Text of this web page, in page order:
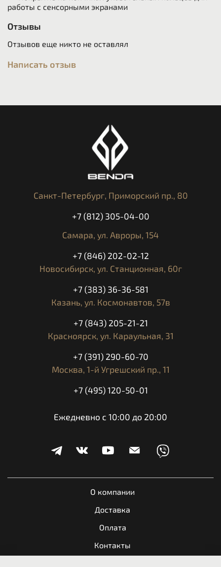
работы с сенсорными экранами
Отзывы
Отзывов еще никто не оставлял
Написать отзыв
О компании
Доставка
Оплата
Контакты
Санкт-Петербург, Приморский пр., 80
+7 (812) 305-04-00
Самара, ул. Авроры, 154
+7 (846) 202-02-12
Новосибирск, ул. Станционная, 60г
+7 (383) 36-36-581
Казань, ул. Космонавтов, 57в
+7 (843) 205-21-21
Красноярск, ул. Караульная, 31
+7 (391) 290-60-70
Москва, 1-й Угрешский пр., 11
+7 (495) 120-50-01
Ежедневно с 10:00 до 20:00